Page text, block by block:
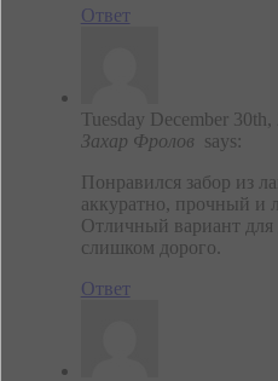
Ответ
Tuesday December
Захар Фролов says:
Понравился забор из
аккуратно, прочный и
Отличный вариант для
слишком дорого.
Ответ